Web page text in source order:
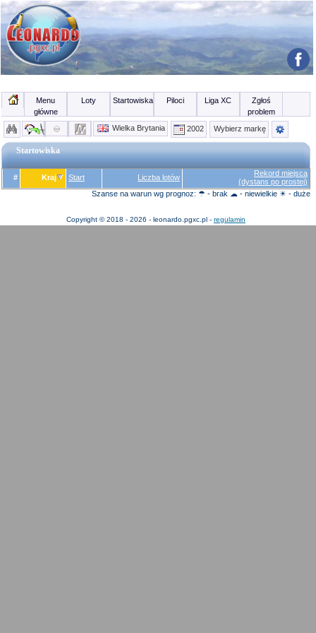
Menu
główne
Loty Startowiska Piloci Liga XC
Zgłoś
problem
Wielka Brytania
2002 Wybierz markę
Startowiska
# Kraj Start Liczba lotów
Rekord miejsca
(dystans po prostej)
Szanse na warun wg prognoz: ☂ - brak ☁ - niewielkie ☀ - duże
Copyright © 2018 - 2026 - leonardo.pgxc.pl - regulamin